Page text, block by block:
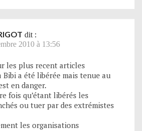
dit :
2010 à 13:56
les plus recent articles
Bibi a été libérée mais tenue au
en danger.
fois qu’étant libérés les
ou tuer par des extrémistes
les organisations